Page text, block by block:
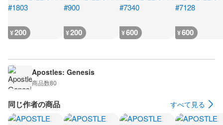
¥200 ¥200 ¥600 ¥600
Apostles: Genesis
商品数80
同じ作者の商品 すべて見る